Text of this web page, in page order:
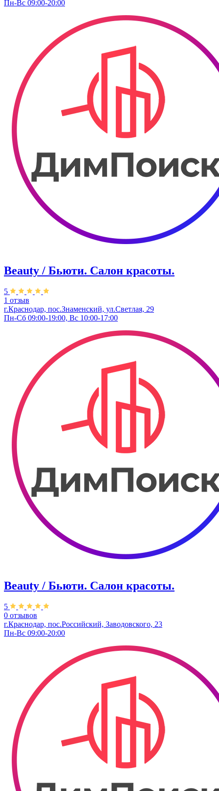
Пн-Вс 09:00-20:00
Beauty / Бьюти. Салон красоты.
5
1 отзыв
г.Краснодар, пос.Знаменский, ул.Светлая, 29
Пн-Сб 09:00-19:00, Вс 10:00-17:00
Beauty / Бьюти. Салон красоты.
5
0 отзывов
г.Краснодар, пос.Российский, Заводовского, 23
Пн-Вс 09:00-20:00